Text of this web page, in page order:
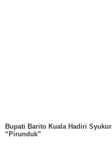
Bupati Barito Kuala Hadiri
“Pirunduk”